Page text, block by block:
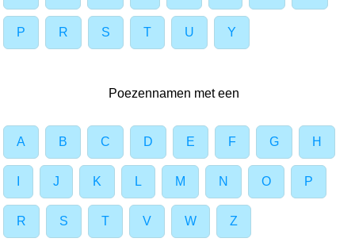
P R S T U Y
Poezennamen met een
A B C D E F G H
J K L M N O P
R S T V W Z